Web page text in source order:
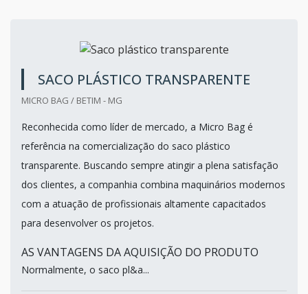
SACO PLÁSTICO TRANSPARENTE
MICRO BAG / BETIM - MG
Reconhecida como líder de mercado, a Micro Bag é
referência na comercialização do saco plástico
transparente. Buscando sempre atingir a plena satisfação
dos clientes, a companhia combina maquinários modernos
com a atuação de profissionais altamente capacitados
para desenvolver os projetos.
AS VANTAGENS DA AQUISIÇÃO DO PRODUTO
Normalmente, o saco pl&a...